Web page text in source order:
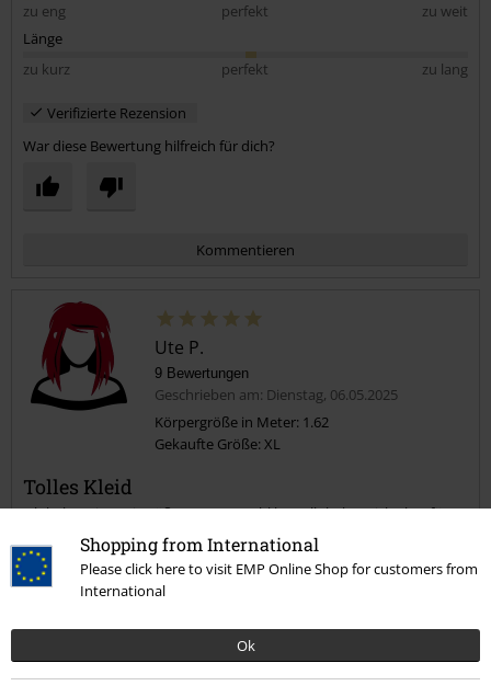
Shopping from International
Please click here to visit EMP Online Shop for customers from
International
Ok
zu eng
perfekt
zu weit
Länge
zu kurz
perfekt zu lang
Verifizierte Rezension
War diese Bewertung hilfreich für dich?
Kommentieren
Kommentar jetzt abschicken!
Ute P.
9 Bewertungen
Geschrieben am: Dienstag, 06.05.2025
Körpergröße in Meter: 1.62
Gekaufte Größe: XL
Tolles Kleid
Ich habe mir zwei Größen zur Auswahl bestellt,habe mich aber fürs
Größere entschieden. Super tolles Kleid, schön fließender Stoff,fühlt
sich sehr gut an.
5
Design